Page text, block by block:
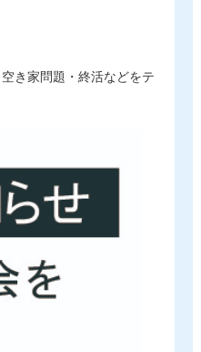
き家問題・終活などをテ